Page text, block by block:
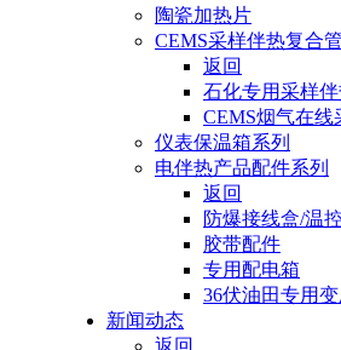
陶瓷加热片
CEMS采样伴热复合管
返回
石化专用采样
CEMS烟气在线
仪表保温箱系列
电伴热产品配件系列
返回
防爆接线盒/温
胶带配件
专用配电箱
36伏油田专用
新闻动态
返回